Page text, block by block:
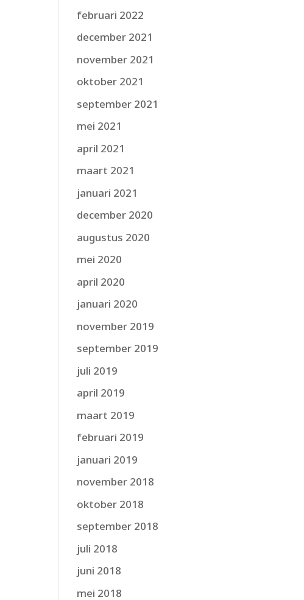
februari 2022
december 2021
november 2021
oktober 2021
september 2021
mei 2021
april 2021
maart 2021
januari 2021
december 2020
augustus 2020
mei 2020
april 2020
januari 2020
november 2019
september 2019
juli 2019
april 2019
maart 2019
februari 2019
januari 2019
november 2018
oktober 2018
september 2018
juli 2018
juni 2018
mei 2018